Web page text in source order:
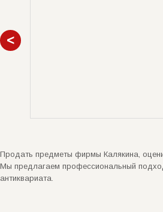
Продать предметы фирмы Калякина,
Мы предлагаем профессиональный
антиквариата.